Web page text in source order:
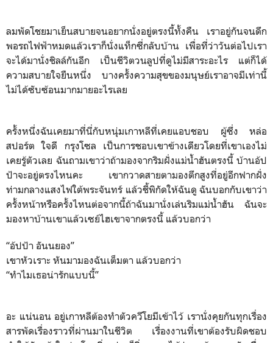
ลมพัดโชยมาเย็นสบายจนอยากนั่งอยู่ตรงนี้ทั้งคืน เราอยู่กันจนดึก
พอรถไฟฟ้าหมดแล้วเราก็นั่งแท็กซี่กลับบ้าน เพื่อที่ว่าวันต่อไปเรา
จะได้มานั่งชิลล์กันอีก เป็นชีวิตวนลูปที่ดูไม่มีสาระอะไร แต่ก็ได้
ความสบายใจยืนหนึ่ง บางครั้งความสุขของมนุษย​์เราอาจมีเท่านี้
ไม่ได้ซับซ้อน​มากมายอะไรเลย
ครั้งหนึ่งฉันเคยมาที่นี่กับหนุ่มเกาหลีที่เคยแอบชอบ ผู้ซึ่ง หล่อ
สปอร์ต​ ใจดี กรุงโซล เป็นการชอบเขาข้างเดียวโดยที่เขาเองไม่
เคยรู้ตัวเลย ฉันถามเขาว่าถ้ามองจากริมฝั่งแม่น้ำฮันตรงนี้ บ้านอ้ป
ป้าจะอยู่ตรงไหนคะ เขากวาดสายตามองตึกสูงที่อยู่อีกฟากฝั่ง
ท่ามกลางแสงไฟใต้พระจันทร์ แล้วชี้พิกัดให้ฉันดู ฉันบอกกับเขาว่า
ครั้งหน้าหรือครั้งไหนต่อจากนี้ถ้าฉันมานั่งเล่นริมแม่น้ำฮัน ฉันจะ
มองหาบ้านเขาแล้วเซย์ไฮเขาจากตรงนี้ แล้วบอกว่า
“อ้ปป้า อันนยอง”
เขาหัวเราะ หันมามองฉันเต็มตา แล้วบอกว่า
“ทำไมเธอน่ารักแบบนี้”
อะ แน่นอน อยู่เกาหลีต้องทำตัวควีโยมีเข้าไว้ เรานั่งคุยกันทุกเรื่อง
สารพัดเรื่องราวที่ผ่านมาในชีวิต เรื่องงานที่เขาต้องรับผิดชอบ